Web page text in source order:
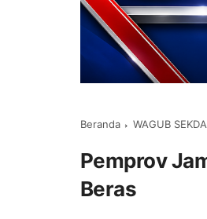
Beranda WAGUB SEKDA
Pemprov
Beras